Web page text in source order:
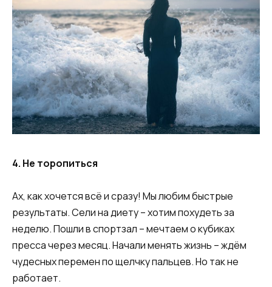
4. Не торопиться
Ах, как хочется всё и сразу! Мы любим быстрые
результаты. Сели на диету – хотим похудеть за
неделю. Пошли в спортзал – мечтаем о кубиках
пресса через месяц. Начали менять жизнь – ждём
чудесных перемен по щелчку пальцев. Но так не
работает.